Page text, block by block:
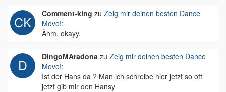
Comment-king zu Zeig mir deinen besten Dance
Move!:
Ähm, okayy.
DingoMAradona zu Zeig mir deinen besten Dance
Move!:
Ist der Hans da ? Man ich schreibe hier jetzt so oft
jetzt gib mir den Hansy